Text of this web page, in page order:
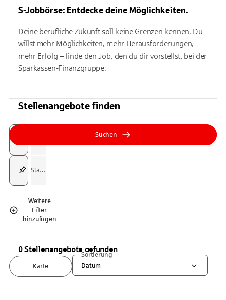
S-Jobbörse: Entdecke deine Möglichkeiten.
Deine berufliche Zukunft soll keine Grenzen kennen. Du
willst mehr Möglichkeiten, mehr Herausforderungen,
mehr Erfolg – finde den Job, den du dir vorstellst, bei der
Sparkassen-Finanzgruppe.
Stellenangebote finden
Suchfeld
Tippen Sie, um nach Themen zu suchen. Verwenden Sie die
Suchfeld
Tippen Sie, um nach Themen zu suchen. Verwenden Sie die
Weitere
Filter
hinzufügen
Suchen
0 Stellenangebote gefunden
Karte
Sortierung
Datum